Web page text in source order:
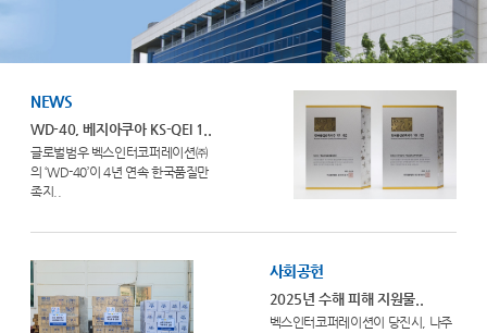
NEWS
WD-40, 베지아쿠아 KS-QEI 1..
글로벌범우 벡스인터코퍼레이션㈜
의 ‘WD-40’이 4년 연속 한국품질만
족지..
사회공헌
2025년 수해 피해 지원물..
벡스인터코퍼레이션이 당진시, 나주